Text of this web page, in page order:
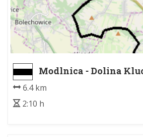
Modlnica - Dolina
6.4 km
2:10 h